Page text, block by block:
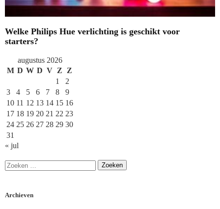
Welke Philips Hue verlichting is geschikt voor
starters?
augustus 2026
M D W D V Z Z
1
2
3
4 5 6 7 8
9
10 11 12 13 14 15 16
17 18 19 20 21 22 23
24 25 26 27 28 29 30
31
« jul
Archieven